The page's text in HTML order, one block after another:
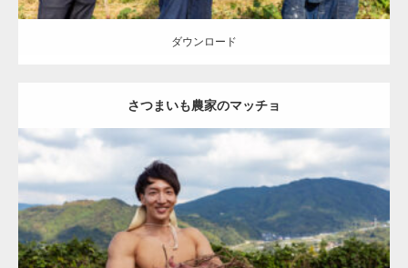
ダウンロード
さつまいも農家のマッチョ
Update:
Category:芋掘りのマッチョ オレンジの人 AKIHITO(細マッチョ) 肩
唐津 (佐賀)